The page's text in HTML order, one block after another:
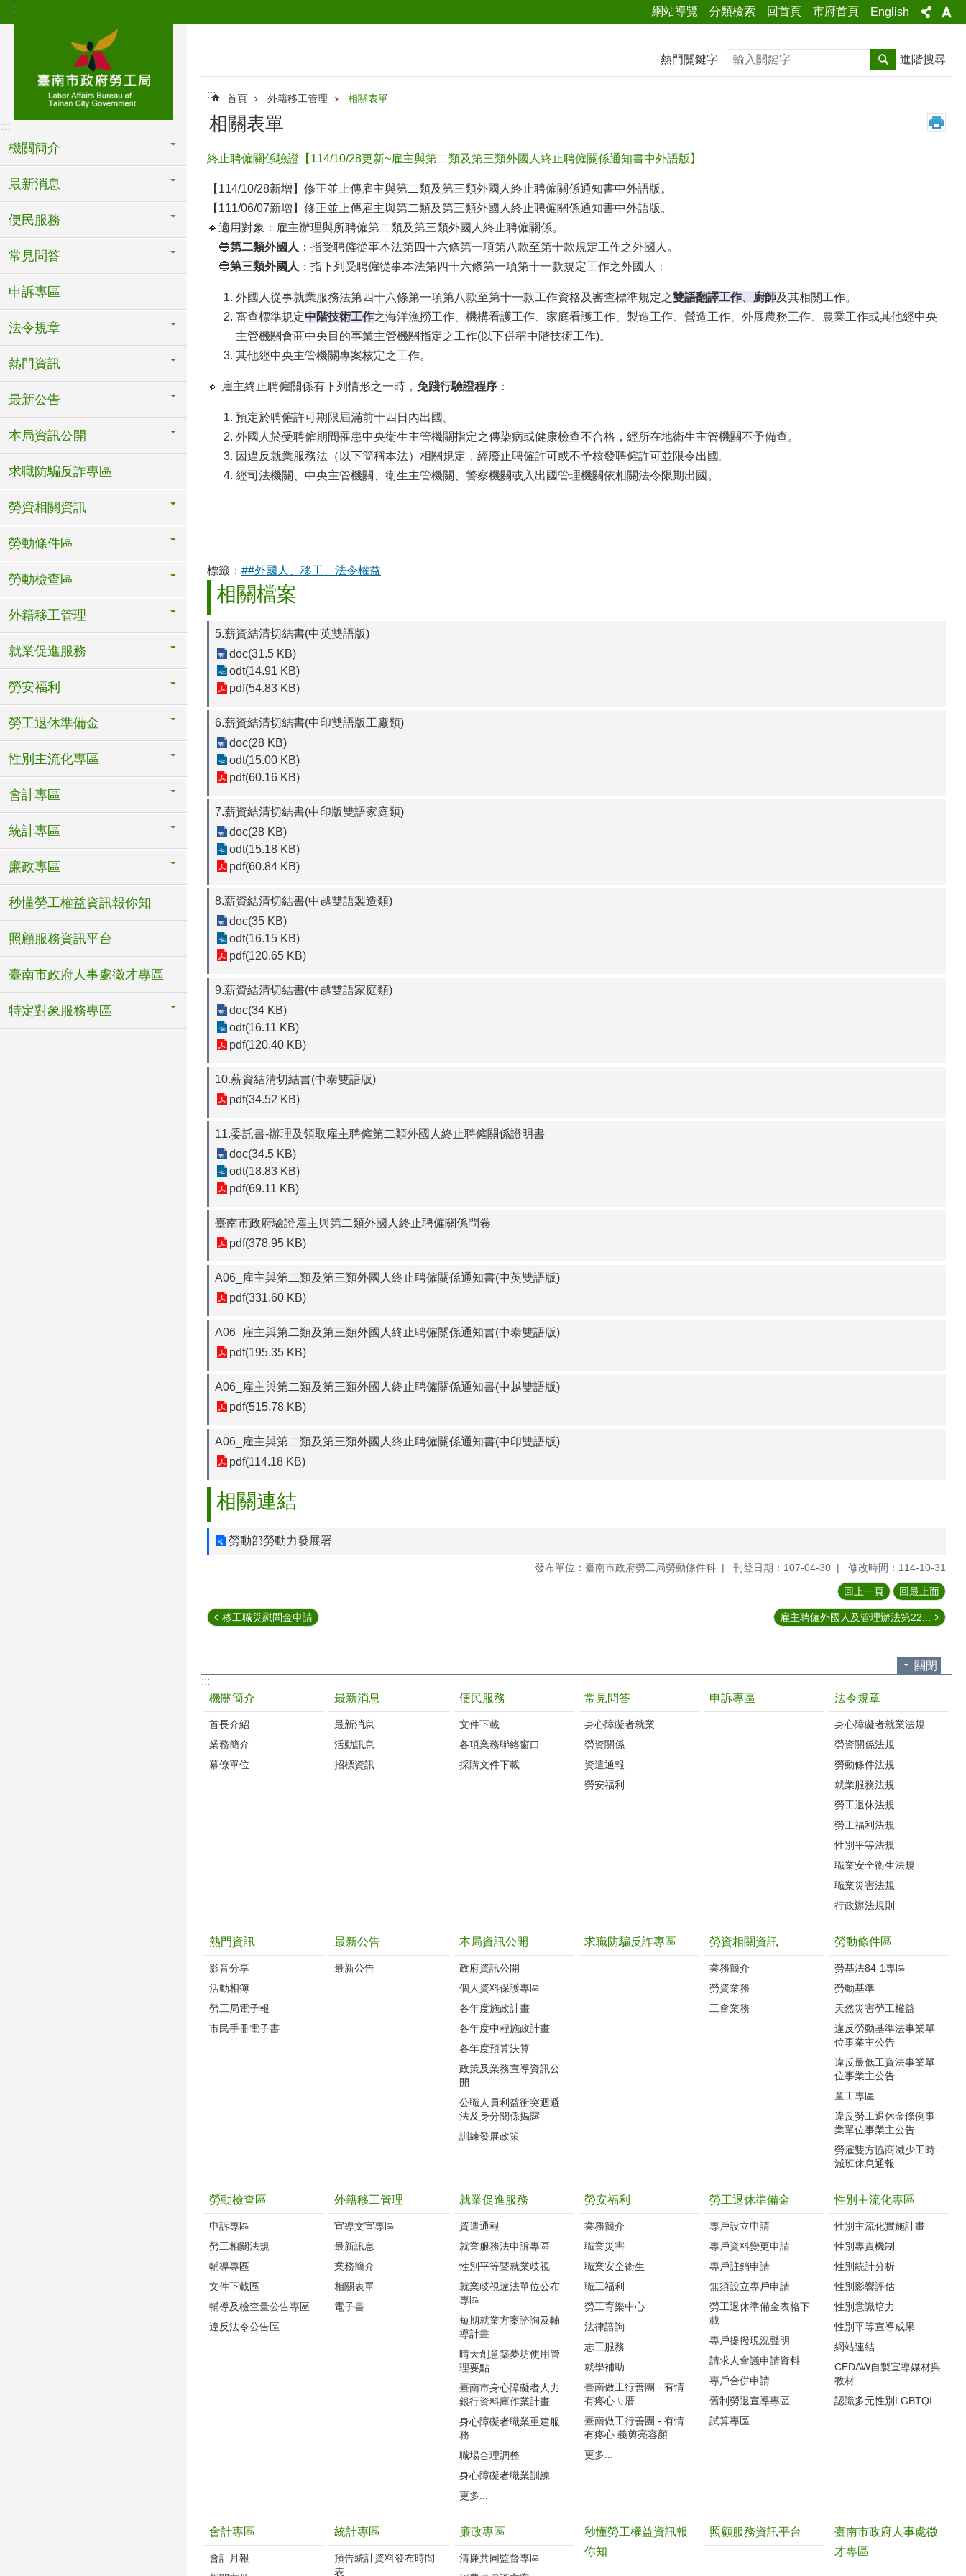
跳到主要內容區塊
::: 網站導覽 分類檢索 回首頁 市府首頁 English
:::
機關簡介
最新消息
便民服務
常見問答
申訴專區
法令規章
熱門資訊
最新公告
本局資訊公開
求職防騙反詐專區
勞資相關資訊
勞動條件區
勞動檢查區
外籍移工管理
就業促進服務
勞安福利
勞工退休準備金
性別主流化專區
會計專區
統計專區
廉政專區
秒懂勞工權益資訊報你知
照顧服務資訊平台
臺南市政府人事處徵才專區
特定對象服務專區
熱門關鍵字 搜尋 進階搜尋
::: 首頁 外籍移工管理 相關表單
相關表單
終止聘僱關係驗證【114/10/28更新~雇主與第二類及第三類外國人終止聘僱關係通知書中外語版】
【114/10/28新增】修正並上傳雇主與第二類及第三類外國人終止聘僱關係通知書中外語版。
【111/06/07新增】修正並上傳雇主與第二類及第三類外國人終止聘僱關係通知書中外語版。
🔸適用對象：雇主辦理與所聘僱第二類及第三類外國人終止聘僱關係。
🔵第二類外國人 ：指受聘僱從事本法第四十六條第一項第八款至第十款規定工作之外國人。
🔵第三類外國人 ：指下列受聘僱從事本法第四十六條第一項第十一款規定工作之外國人：
外國人從事就業服務法第四十六條第一項第八款至第十一款工作資格及審查標準規定之雙語翻譯工作 廚師及其相關工作。
審查標準規定中階技術工作之海洋漁撈工作、機構看護工作、家庭看護工作、製造工作、營造工作、外展農務工作、農業工作或其他經中央
主管機關會商中央目的事業主管機關指定之工作(以下併稱中階技術工作)。
其他經中央主管機關專案核定之工作。
🔸 雇主終止聘僱關係有下列情形之一時， 免踐行驗證程序 ：
預定於聘僱許可期限屆滿前十四日內出國。
外國人於受聘僱期間罹患中央衛生主管機關指定之傳染病或健康檢查不合格，經所在地衛生主管機關不予備查。
因違反就業服務法（以下簡稱本法）相關規定，經廢止聘僱許可或不予核發聘僱許可並限令出國。
經司法機關、中央主管機關、衛生主管機關、警察機關或入出國管理機關依相關法令限期出國。
標籤： ##外國人、移工、法令權益
相關檔案
5.薪資結清切結書(中英雙語版)
doc(31.5 KB)
odt(14.91 KB)
pdf(54.83 KB)
6.薪資結清切結書(中印雙語版工廠類)
doc(28 KB)
odt(15.00 KB)
pdf(60.16 KB)
7.薪資結清切結書(中印版雙語家庭類)
doc(28 KB)
odt(15.18 KB)
pdf(60.84 KB)
8.薪資結清切結書(中越雙語製造類)
doc(35 KB)
odt(16.15 KB)
pdf(120.65 KB)
9.薪資結清切結書(中越雙語家庭類)
doc(34 KB)
odt(16.11 KB)
pdf(120.40 KB)
10.薪資結清切結書(中泰雙語版)
pdf(34.52 KB)
11.委託書-辦理及領取雇主聘僱第二類外國人終止聘僱關係證明書
doc(34.5 KB)
odt(18.83 KB)
pdf(69.11 KB)
臺南市政府驗證雇主與第二類外國人終止聘僱關係問卷
pdf(378.95 KB)
A06_雇主與第二類及第三類外國人終止聘僱關係通知書(中英雙語版)
pdf(331.60 KB)
A06_雇主與第二類及第三類外國人終止聘僱關係通知書(中泰雙語版)
pdf(195.35 KB)
A06_雇主與第二類及第三類外國人終止聘僱關係通知書(中越雙語版)
pdf(515.78 KB)
A06_雇主與第二類及第三類外國人終止聘僱關係通知書(中印雙語版)
pdf(114.18 KB)
相關連結
勞動部勞動力發展署
發布單位：臺南市政府勞工局勞動條件科 刊登日期：107-04-30 修改時間：114-10-31
回上一頁 回最上面
移工職災慰問金申請 雇主聘僱外國人及管理辦法第22...
關閉
:::
機關簡介
首長介紹
業務簡介
幕僚單位
最新消息
最新消息
活動訊息
招標資訊
便民服務
文件下載
各項業務聯絡窗口
採購文件下載
常見問答
身心障礙者就業
勞資關係
資遣通報
勞安福利
申訴專區 法令規章
身心障礙者就業法規
勞資關係法規
勞動條件法規
就業服務法規
勞工退休法規
勞工福利法規
性別平等法規
職業安全衛生法規
職業災害法規
行政辦法規則
熱門資訊
影音分享
活動相簿
勞工局電子報
市民手冊電子書
最新公告
最新公告
本局資訊公開
政府資訊公開
個人資料保護專區
各年度施政計畫
各年度中程施政計畫
各年度預算決算
政策及業務宣導資訊公
開
公職人員利益衝突迴避
法及身分關係揭露
訓練發展政策
求職防騙反詐專區 勞資相關資訊
業務簡介
勞資業務
工會業務
勞動條件區
勞基法84-1專區
勞動基準
天然災害勞工權益
違反勞動基準法事業單
位事業主公告
違反最低工資法事業單
位事業主公告
童工專區
違反勞工退休金條例事
業單位事業主公告
勞雇雙方協商減少工時-
減班休息通報
勞動檢查區
申訴專區
勞工相關法規
輔導專區
文件下載區
輔導及檢查量公告專區
違反法令公告區
外籍移工管理
宣導文宣專區
最新訊息
業務簡介
相關表單
電子書
就業促進服務
資遣通報
就業服務法申訴專區
性別平等暨就業歧視
就業歧視違法單位公布
專區
短期就業方案諮詢及輔
導計畫
晴天創意築夢坊使用管
理要點
臺南市身心障礙者人力
銀行資料庫作業計畫
身心障礙者職業重建服
務
職場合理調整
身心障礙者職業訓練
更多...
勞安福利
業務簡介
職業災害
職業安全衛生
職工福利
勞工育樂中心
法律諮詢
志工服務
就學補助
臺南做工行善團 - 有情
有疼心ㄟ厝
臺南做工行善團 - 有情
有疼心 義剪亮容顏
更多...
勞工退休準備金
專戶設立申請
專戶資料變更申請
專戶註銷申請
無須設立專戶申請
勞工退休準備金表格下
載
專戶提撥現況聲明
請求人會議申請資料
專戶合併申請
舊制勞退宣導專區
試算專區
性別主流化專區
性別主流化實施計畫
性別專責機制
性別統計分析
性別影響評估
性別意識培力
性別平等宣導成果
網站連結
CEDAW自製宣導媒材與
教材
認識多元性別LGBTQI
會計專區
會計月報
統計專區
預告統計資料發布時間
表
廉政專區
清廉共同監督專區
秒懂勞工權益資訊報
你知
照顧服務資訊平台
臺南市政府人事處徵
才專區